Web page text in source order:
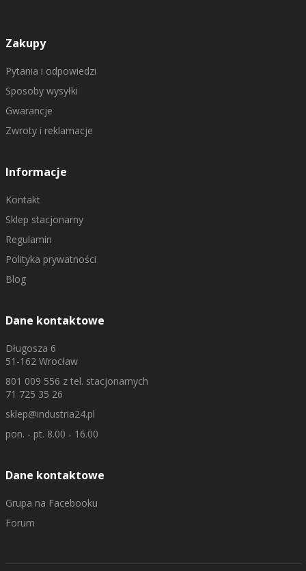
Zakupy
Pytania i odpowiedzi
Sposoby wysyłki
Gwarancje
Zwroty i reklamacje
Informacje
Kontakt
Sklep stacjonarny
Regulamin
Polityka prywatności
Blog
Dane kontaktowe
Długosza 6
51-162 Wrocław
801 009 556 z tel. stacjonarnych
71 725 35 26
sklep@industria24.pl
pon. - pt. 8.00 - 16.00
Dane kontaktowe
Grupa na Facebooku
Forum